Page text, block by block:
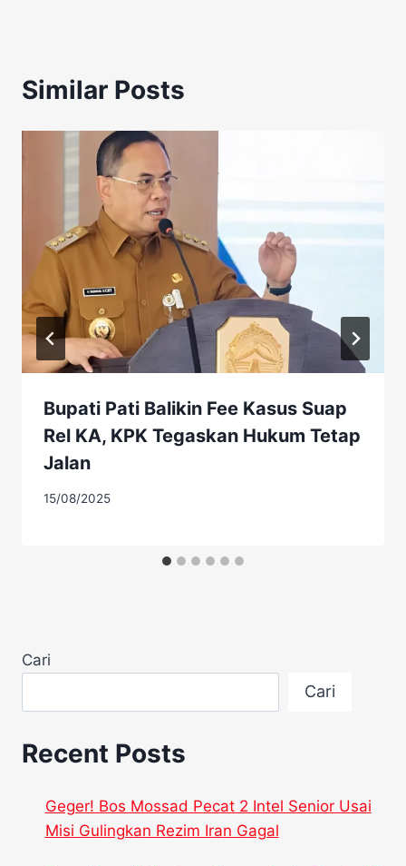
Similar Posts
Bupati Pati Balikin Fee Kasus Suap
Rel KA, KPK Tegaskan Hukum Tetap
Jalan
15/08/2025
Cari
Cari
Recent Posts
Geger! Bos Mossad Pecat 2 Intel Senior Usai
Misi Gulingkan Rezim Iran Gagal